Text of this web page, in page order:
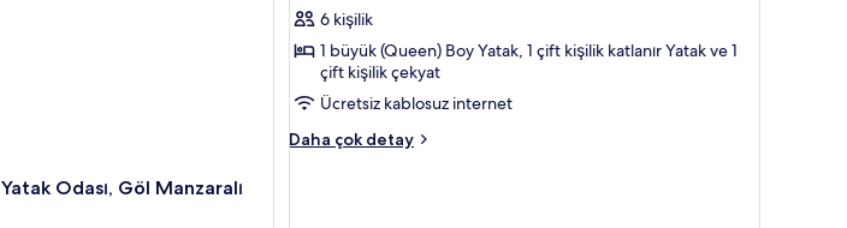
Odası, Göl Manzaralı
(#1101)
için
tüm
fotoğrafları
görün
6 kişilik
1 büyük (Queen) Boy Yatak, 1 çift kişilik katlanır Yatak ve 1
çift kişilik çekyat
Ücretsiz kablosuz internet
Daha çok detay
Daire,